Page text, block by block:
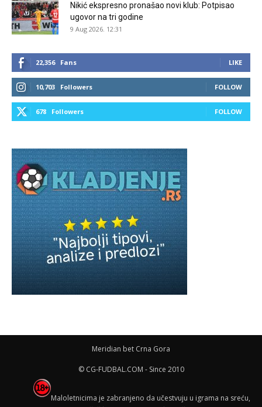
Nikić ekspresno pronašao novi klub: Potpisao
ugovor na tri godine
9 Aug 2026. 12:31
22,356 Fans LIKE
10,703 Followers FOLLOW
678 Followers FOLLOW
Meridian bet Crna Gora
© CG-FUDBAL.COM - Since 2010
Maloletnicima je zabranjeno da učestvuju u igrama na sreću,